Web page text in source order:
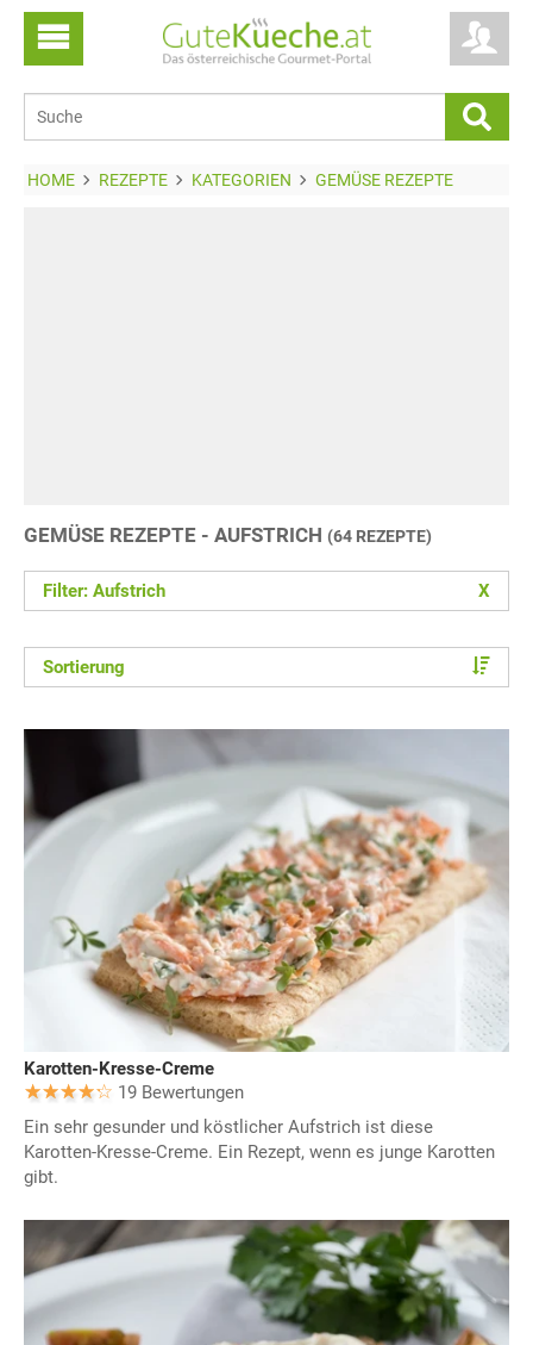
HOME REZEPTE KATEGORIEN GEMÜSE REZEPTE
GEMÜSE REZEPTE - AUFSTRICH (64 REZEPTE)
Filter: Aufstrich X
Sortierung
Karotten-Kresse-Creme
19 Bewertungen
Ein sehr gesunder und köstlicher Aufstrich ist diese
Karotten-Kresse-Creme. Ein Rezept, wenn es junge Karotten
gibt.